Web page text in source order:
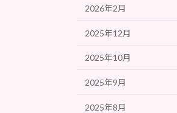
2026年2月
2025年12月
2025年10月
2025年9月
2025年8月